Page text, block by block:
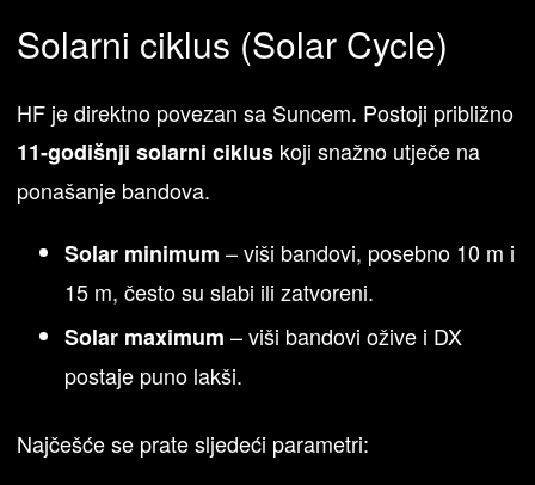
Solarni ciklus (Solar Cycle)
HF je direktno povezan sa Suncem. Postoji približno
11-godišnji solarni ciklus koji snažno utječe na
ponašanje bandova.
Solar minimum – viši bandovi, posebno 10 m i
15 m, često su slabi ili zatvoreni.
Solar maximum – viši bandovi ožive i DX
postaje puno lakši.
Najčešće se prate sljedeći parametri: